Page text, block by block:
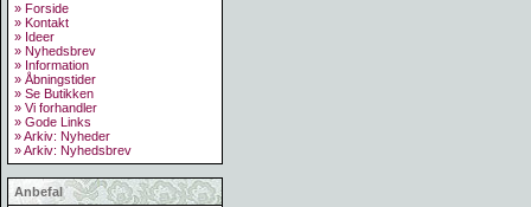
» Forside
» Kontakt
» Ideer
» Nyhedsbrev
» Information
» Åbningstider
» Se Butikken
» Vi forhandler
» Gode Links
» Arkiv: Nyheder
» Arkiv: Nyhedsbrev
Anbefal